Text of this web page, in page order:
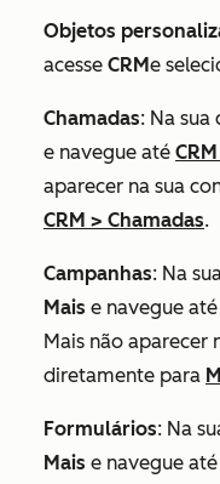
Objetos
acesse CRMe
Chamadas: Na sua
e navegue até CRM
aparecer na sua
CRM > Chamadas.
Campanhas: Na
Mais e navegue até
Mais não aparecer
diretamente para
Formulários: Na
Mais e navegue até